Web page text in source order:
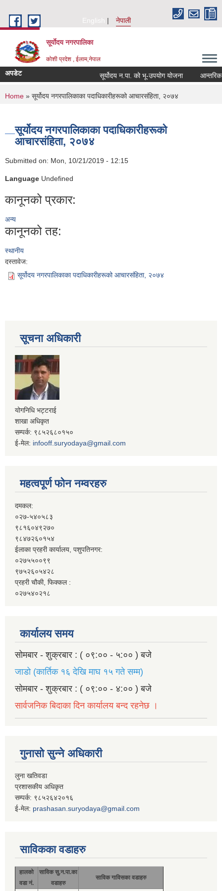
English
नेपाली
सूर्याेदय नगरपालिका
कोशी प्रदेश , ईलाम,नेपाल
अपडेट सूर्योदय न.पा. को भू-उपयोग योजना आन्तरिक
You are here
Home » सूर्योदय नगरपालिकाका पदाधिकारीहरूको आचारसंहिता, २०७४
सूर्योदय नगरपालिकाका पदाधिकारीहरूको
आचारसंहिता, २०७४
Submitted on: Mon, 10/21/2019 - 12:15
Language Undefined
कानूनको प्रकार:
अन्य
कानूनको तह:
स्थानीय
दस्तावेज:
सूर्योदय नगरपालिकाका पदाधिकारीहरूको आचारसंहिता, २०७४
सूचना अधिकारी
योगनिधि भट्टराई
शाखा अधिकृत
सम्पर्क: ९८५२६८०१५०
ई-मेल: infooff.suryodaya@gmail.com
महत्वपूर्ण फोन नम्वरहरु
दमकल:
०२७-५४०५८३
९८१६०४९२७०
९८४७२६०१५४
ईलाका प्रहरी कार्यालय, पशुपतिनगर:
०२७५५००९९
९७५२६०५४२८
प्रहरी चौकी, फिक्कल :
०२७५४०२१८
कार्यालय समय
सोमबार - शुक्रबार : ( ०९:०० - ५:०० ) बजे
जाडो (कार्तिक १६ देखि माघ १५ गते सम्म)
सोमबार - शुक्रबार : ( ०९:०० - ४:०० ) बजे
सार्वजनिक बिदाका दिन कार्यालय बन्द रहनेछ ।
गुनासो सुन्ने अधिकारी
लुना खतिवडा
प्रशासकीय अधिकृत
सम्पर्क: ९८५२६४२०१६
ई-मेल: prashasan.suryodaya@gmail.com
साविकका वडाहरु
हालको
वडा नं.
साविक सु.न.पा.का
वडाहरु
साविक गाविसका वडाहरु